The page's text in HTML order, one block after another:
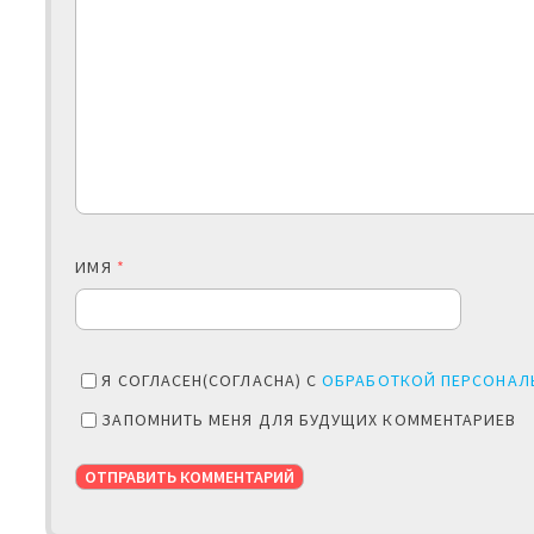
ИМЯ *
Я СОГЛАСЕН(СОГЛАСНА) СОБРАБОТКОЙ
ЗАПОМНИТЬ МЕНЯ ДЛЯ БУДУЩИХ КОММЕНТАРИЕВ